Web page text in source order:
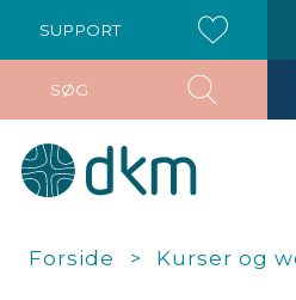
Forside Kurser og
SUPPORT
SØG